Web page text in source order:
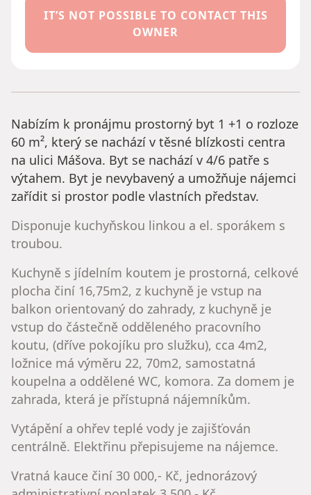
IT’S NOT POSSIBLE TO CONTACT THIS
OWNER
Nabízím k pronájmu prostorný byt 1 +1 o rozloze
60 m², který se nachází v těsné blízkosti centra
na ulici Mášova. Byt se nachází v 4/6 patře s
výtahem. Byt je nevybavený a umožňuje nájemci
zařídit si prostor podle vlastních představ.
Disponuje kuchyňskou linkou a el. sporákem s
troubou.
Kuchyně s jídelním koutem je prostorná, celkové
plocha činí 16,75m2, z kuchyně je vstup na
balkon orientovaný do zahrady, z kuchyně je
vstup do částečně odděleného pracovního
koutu, (dříve pokojíku pro služku), cca 4m2,
ložnice má výměru 22, 70m2, samostatná
koupelna a oddělené WC, komora. Za domem je
zahrada, která je přístupná nájemníkům.
Vytápění a ohřev teplé vody je zajišťován
centrálně. Elektřinu přepisujeme na nájemce.
Vratná kauce činí 30 000,- Kč, jednorázový